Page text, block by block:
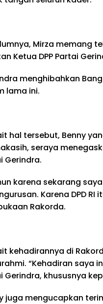
Mirza memang
Ketua DPP Partai
menghibahkan
lama ini.
hal tersebut, Benny
seraya
Gerindra.
karena sekarang
Karena DPD
Rakorda.
kehadirannya di
“Kehadiran saya
Gerindra, khususnya
juga mengucapkan